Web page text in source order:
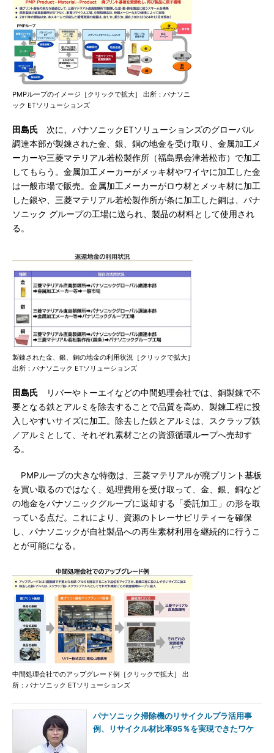
PMPループのイメージ［クリックで拡大］ 出所：パナソニ
ック ETソリューションズ
田島氏 次に、パナソニックETソリューションズのグローバル
調達本部が製錬された金、銀、銅の地金を受け取り、金属加工メ
ーカーや三菱マテリアル若松製作所（福島県会津若松市）で加工
してもらう。金属加工メーカーがメッキ材やワイヤに加工した金
は一般市場で販売。金属加工メーカーがロウ材とメッキ材に加工
した銀や、三菱マテリアル若松製作所が条に加工した銅は、パナ
ソニック グループの工場に送られ、製品の材料として使用され
る。
製錬された金、銀、銅の地金の利用状況［クリックで拡大］
出所：パナソニック ETソリューションズ
田島氏 リバーやトーエイなどの中間処理会社では、銅製錬で不
要となる鉄とアルミを除去することで品質を高め、製錬工程に投
入しやすいサイズに加工。除去した鉄とアルミは、スクラップ鉄
／アルミとして、それぞれ素材ごとの資源循環ループへ売却す
る。
PMPループの大きな特徴は、三菱マテリアルが廃プリント基板
を買い取るのではなく、処理費用を受け取って、金、銀、銅など
の地金をパナソニックグループに返却する「委託加工」の形を取
っている点だ。これにより、資源のトレーサビリティーを確保
し、パナソニックが自社製品への再生素材利用を継続的に行うこ
とが可能になる。
中間処理会社でのアップグレード例［クリックで拡大］ 出
所：パナソニック ETソリューションズ
パナソニック掃除機のリサイクルプラ活用事
例、リサイクル材比率95％を実現できたワケ